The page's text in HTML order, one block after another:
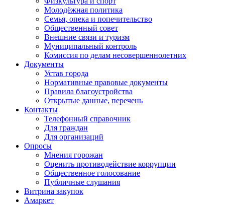
Молодёжная политика
Семья, опека и попечительство
Общественный совет
Внешние связи и туризм
Муниципальный контроль
Комиссия по делам несовершеннолетних
Документы
Устав города
Нормативные правовые документы
Правила благоустройства
Открытые данные, перечень
Контакты
Телефонный справочник
Для граждан
Для организаций
Опросы
Мнения горожан
Оценить противодействие коррупции
Общественное голосование
Публичные слушания
Витрина закупок
Амаркет